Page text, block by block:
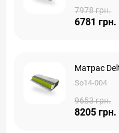
7978 грн.
6781 грн.
Матрас
So14-004
9653 грн.
8205 грн.